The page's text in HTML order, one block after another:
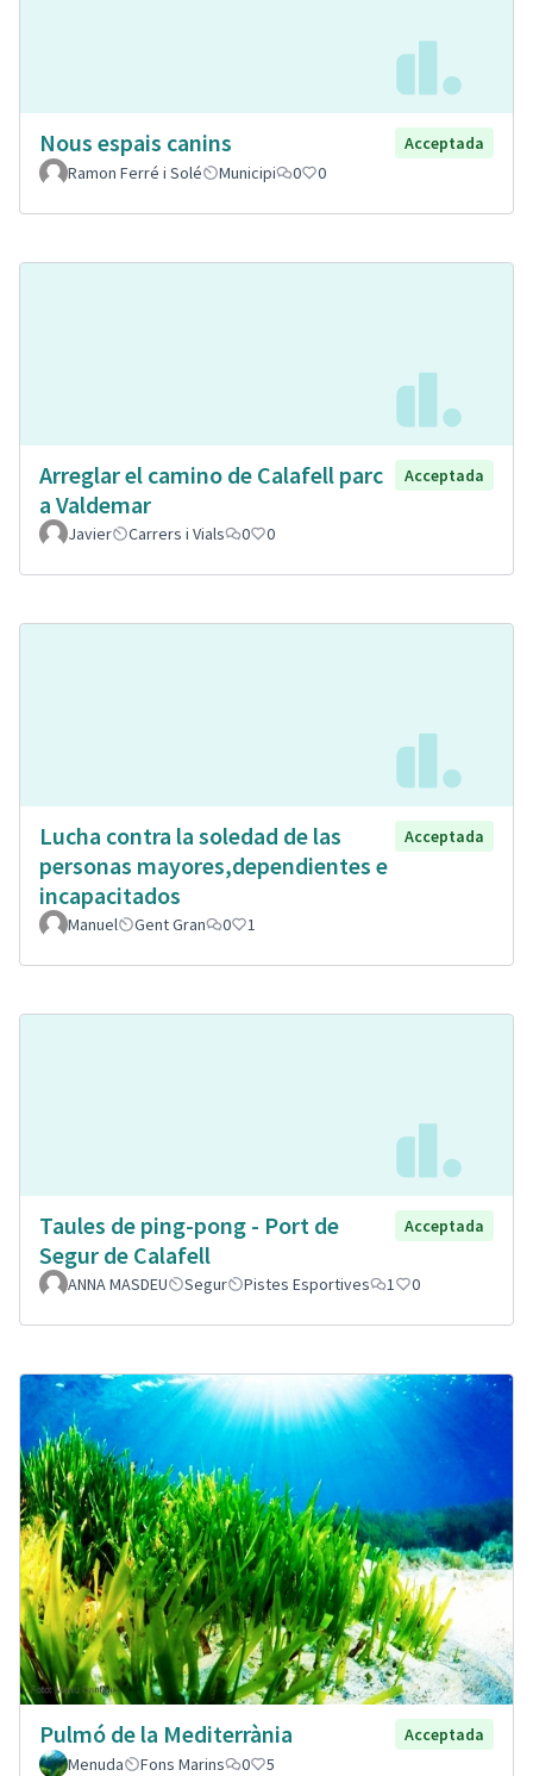
Nous espais canins
Acceptada
Ramon Ferré i Solé
Municipi 0 0
Arreglar el camino de Calafell parc
a Valdemar
Acceptada
Javier Carrers i Vials 0 0
Lucha contra la soledad de las
personas mayores,dependientes e
incapacitados
Acceptada
Manuel Gent Gran 0 1
Taules de ping-pong - Port de
Segur de Calafell
Acceptada
ANNA MASDEU Segur Pistes Esportives 1 0
Pulmó de la Mediterrània
Acceptada
Menuda
Fons Marins 0 5